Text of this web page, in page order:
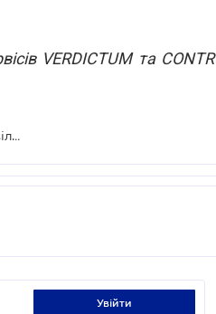
VERDICTUM та CONTR
ВС роз’яснив, що є прихованою формою відмови у видачі дозвільного документа
увійти